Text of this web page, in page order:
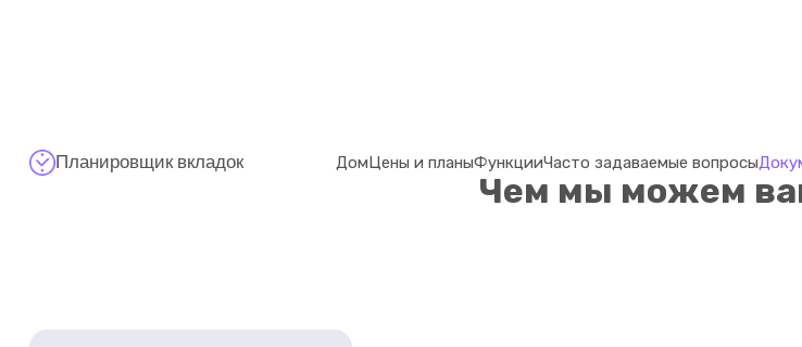
Планировщик вкладок ДомЦены и планыФункцииЧасто задаваемые вопросы
Чем мы можем